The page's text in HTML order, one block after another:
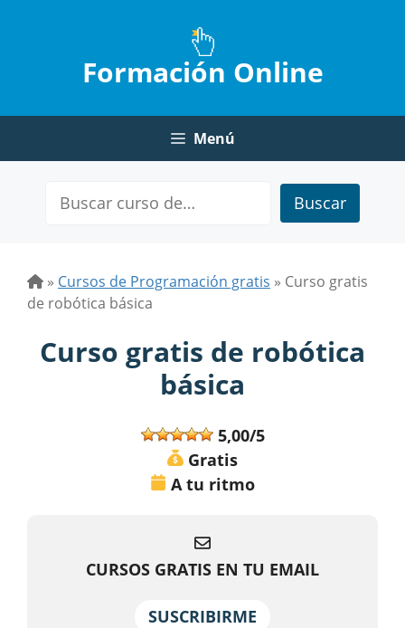
Formación Online
Menú
Buscar
» Cursos de Programación gratis » Curso gratis
de robótica básica
Curso gratis de robótica
básica
5,00/5
Gratis
A tu ritmo
CURSOS GRATIS EN TU EMAIL
SUSCRIBIRME